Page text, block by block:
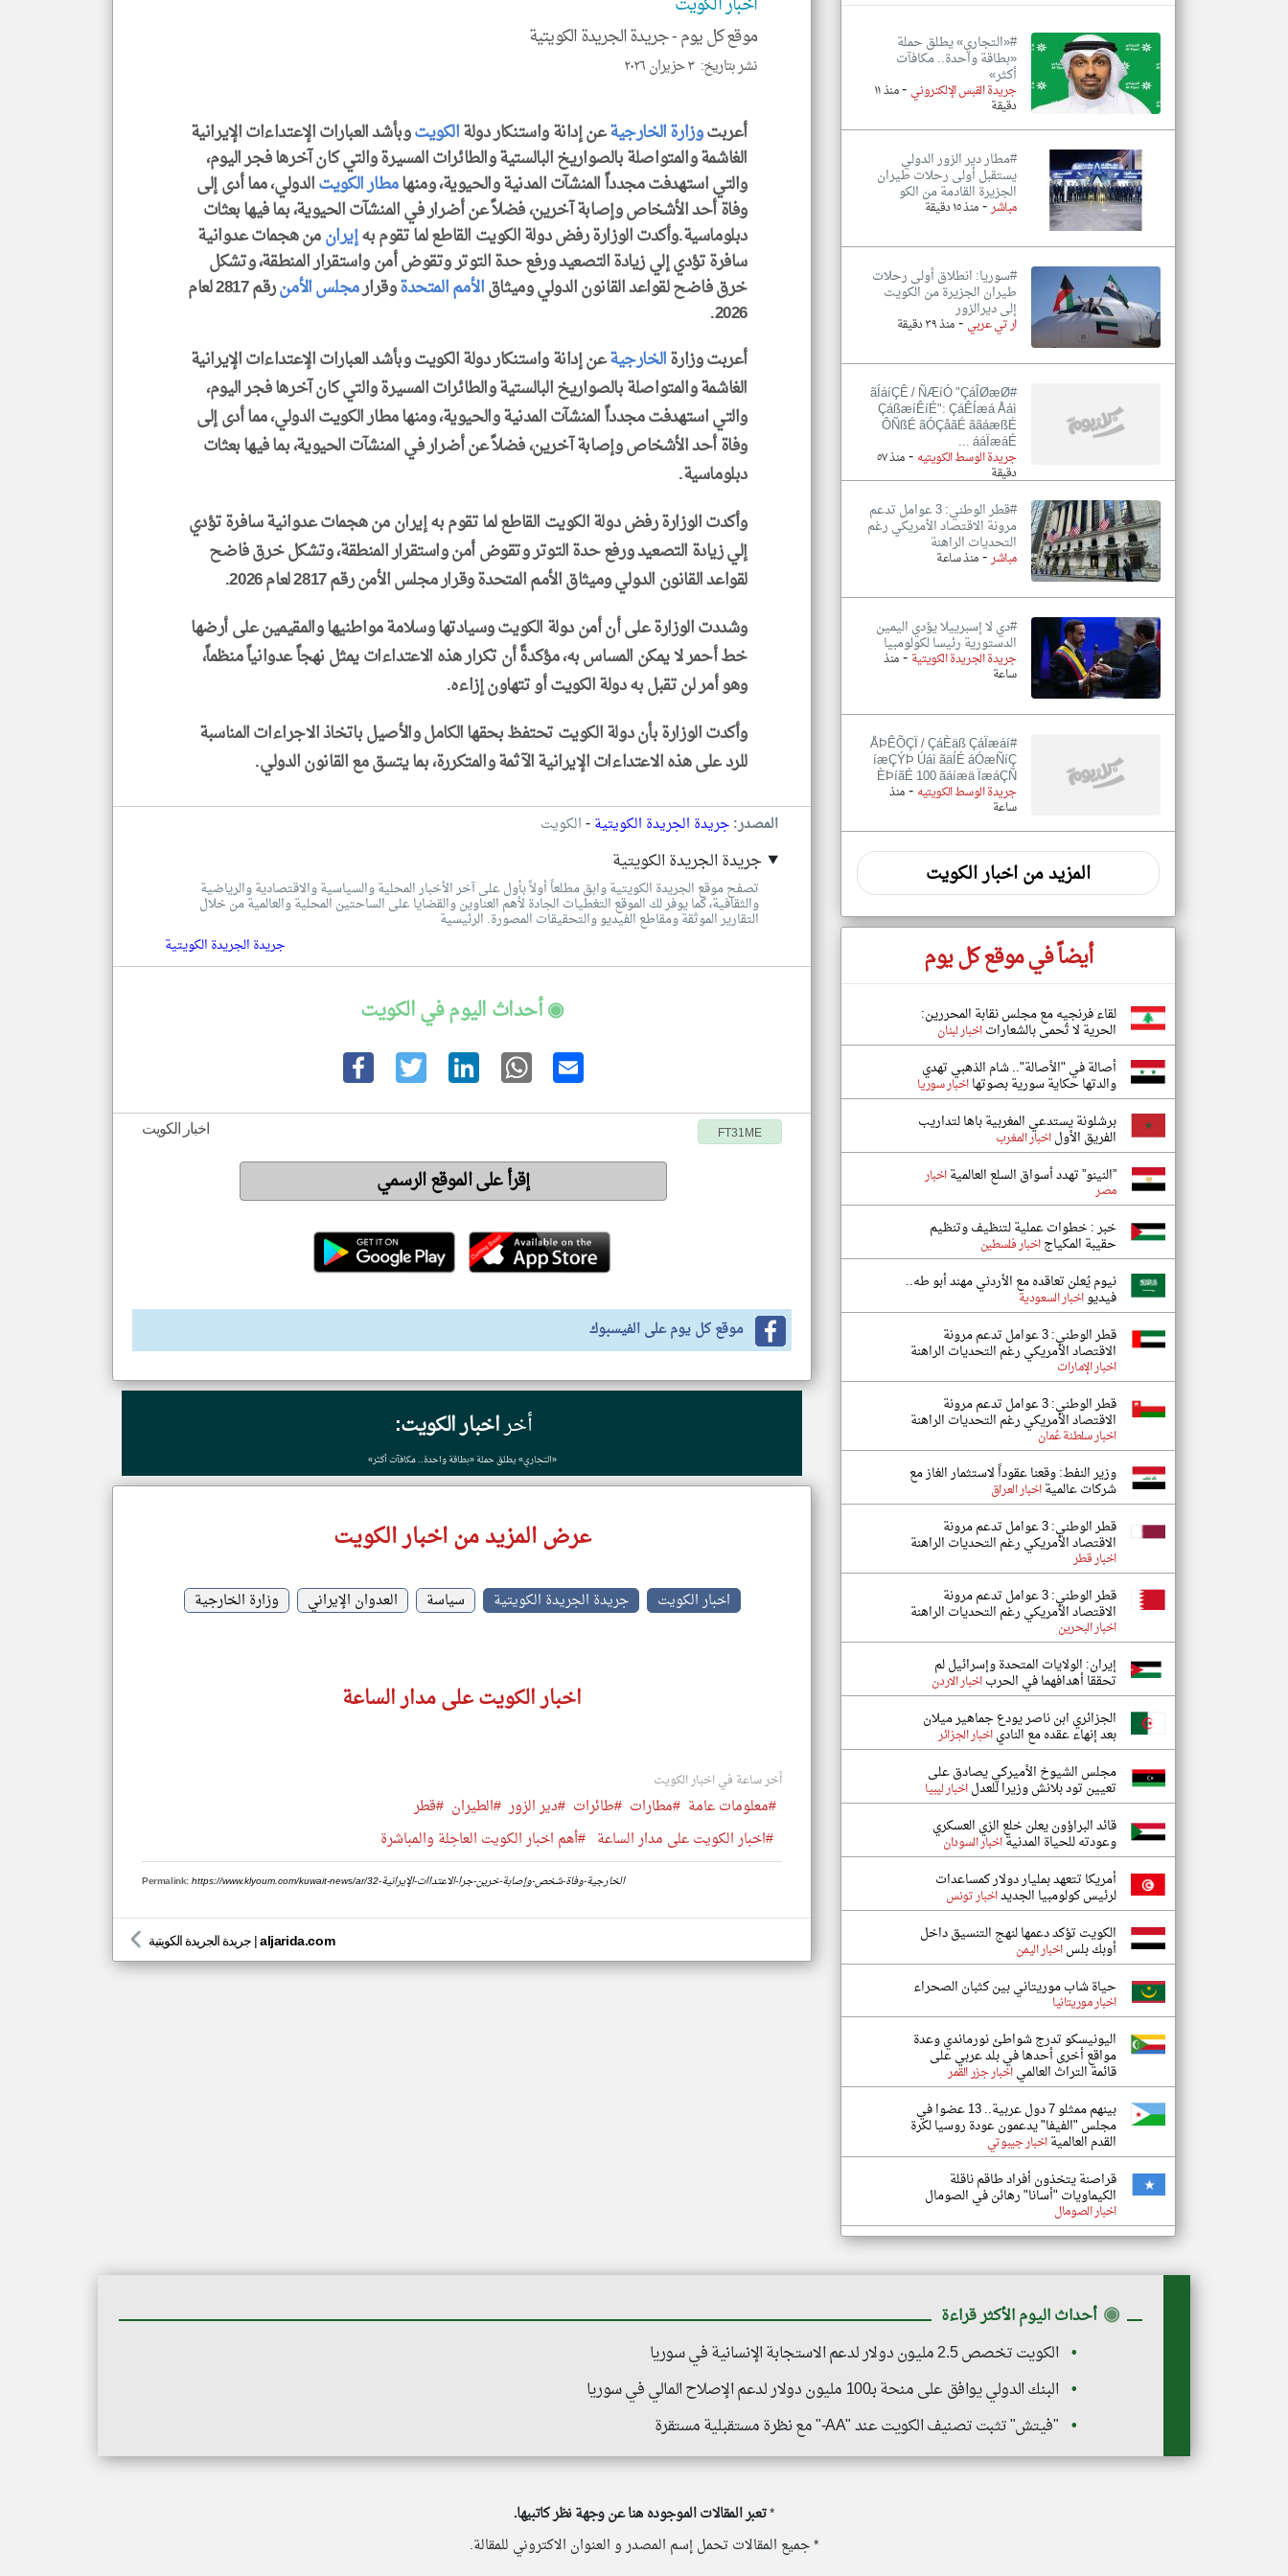
موقع كل يوم -جريدة الجريدة الكويتية
نشر بتاريخ: ٣ حزيران ٢٠٢٦
أعربتوزارة الخارجيةعن إدانة واستنكار دولةالكويتوبأشد العبارات الإعتداءات الإيرانية
الغاشمة والمتواصلة بالصواريخ البالستية والطائرات المسيرة والتي كان آخرها فجر اليوم،
والتي استهدفت مجدداً المنشآت المدنية والحيوية، ومنهامطار الكويتالدولي، مما أدى إلى
وفاة أحد الأشخاص وإصابة آخرين، فضلاً عن أضرار في المنشآت الحيوية، بما فيها بعثات
دبلوماسية.وأكدت الوزارة رفض دولة الكويت القاطع لما تقوم بهإيرانمن هجمات عدوانية
سافرة تؤدي إلي زيادة التصعيد ورفع حدة التوتر وتقوض أمن واستقرار المنطقة، وتشكل
خرق فاضح لقواعد القانون الدولي وميثاقالأمم المتحدةوقرارمجلس الأمن
رقم 2817 لعام
2026.
أعربت وزارةالخارجيةعن إدانة واستنكار دولة الكويت وبأشد العبارات الإعتداءات الإيرانية
الغاشمة والمتواصلة بالصواريخ البالستية والطائرات المسيرة والتي كان آخرها فجر اليوم،
والتي استهدفت مجدداً المنشآت المدنية والحيوية، ومنها مطار الكويت الدولي، مما أدى إلى
وفاة أحد الأشخاص وإصابة آخرين، فضلاً عن أضرار في المنشآت الحيوية، بما فيها بعثات
دبلوماسية.
وأكدت الوزارة رفض دولة الكويت القاطع لما تقوم به إيران من هجمات عدوانية سافرة تؤدي
إلي زيادة التصعيد ورفع حدة التوتر وتقوض أمن واستقرار المنطقة، وتشكل خرق فاضح
لقواعد القانون الدولي وميثاق الأمم المتحدة وقرار مجلس الأمن رقم 2817 لعام 2026.
وشددت الوزارة على أن أمن دولة الكويت وسيادتها وسلامة مواطنيها والمقيمين على أرضها
خط أحمر لا يمكن المساس به، مؤكدةً أن تكرار هذه الاعتداءات يمثل نهجاً عدوانياً منظماً،
وهو أمر لن تقبل به دولة الكويت أو تتهاون إزاءه.
وأكدت الوزارة بأن دولة الكويت تحتفظ بحقها الكامل والأصيل باتخاذ الاجراءات المناسبة
للرد على هذه الاعتداءات الإيرانية الآثمة والمتكررة، بما يتسق مع القانون الدولي.
المصدر:جريدة الجريدة الكويتية-الكويت
جريدة الجريدة الكويتية
تصفح موقع الجريدة الكويتية وابق مطلعاً أولاً بأول على آخر الأخبار المحلية والسياسية والاقتصادية والرياضية
والثقافية، كما يوفر لك الموقع التغطيات الجادة لأهم العناوين والقضايا على الساحتين المحلية والعالمية من خلال
التقارير الموثقة ومقاطع الفيديو والتحقيقات المصورة. الرئيسية
جريدة الجريدة الكويتية
◉ أحداث اليوم في الكويت
اخبار الكويت FT31ME
إقرأ على الموقع الرسمي
موقع كل يوم على الفيسبوك
أخراخبار الكويت:
«التجاري» يطلق حملة «بطاقة واحدة.. مكافآت أكثر»
عرض المزيد من اخبار الكويت
اخبار الكويت جريدة الجريدة الكويتية سياسة العدوان الإيراني وزارة الخارجية
اخبار الكويت على مدار الساعة
أخر ساعة في اخبار الكويت
#معلومات عامة #مطارات #طائرات #دير الزور #الطيران #قطر
#اخبار الكويت على مدار الساعة #أهم اخبار الكويت العاجلة والمباشرة
Permalink: https://www.klyoum.com/kuwait-news/ar/32-الخارجية-وفاة-شخص-وإصابة-خرين-جرا-الاعتداات-الإيرانية
جريدة الجريدة الكويتية |aljarida.com
#«التجاري» يطلق حملة
«بطاقة واحدة.. مكافآت
أكثر»
جريدة القبس الإلكتروني - منذ ١١
دقيقة
#مطار دير الزور الدولي
يستقبل أولى رحلات طيران
الجزيرة ‏القادمة من الكو
مباشر-منذ ١٥ دقيقة
#سوريا: انطلاق أولى رحلات
طيران الجزيرة من الكويت
إلى ديرالزور
ار تي عربي-منذ ٣٩ دقيقة
#ãÍáíÇÊ / ÑÆíÓ "ÇáÎØæØ
ÇáßæíÊíÉ": ÇáÊÍæá Åáì
ÔÑßÉ ãÓÇåãÉ ããáæßÉ
ááÏæáÉ ...
جريدة الوسط الكويتيه - منذ ٥٧
دقيقة
#قطر الوطني: 3 عوامل تدعم
مرونة الاقتصاد الأمريكي رغم
التحديات الراهنة
مباشر-منذ ساعة
#دي لا إسبرييلا يؤدي اليمين
الدستورية رئيسا لكولومبيا
جريدة الجريدة الكويتية-منذ
ساعة
#ÅÞÊÕÇÏ / ÇáÈäß ÇáÏæáí
íæÇÝÞ Úáì ãäÍÉ áÓæÑíÇ
ÈÞíãÉ 100 ãáíæä ÏæáÇÑ
جريدة الوسط الكويتيه -منذ
ساعة
المزيد من اخبار الكويت
أيضاً في موقع كل يوم
لقاء فرنجيه مع مجلس نقابة المحررين:
الحرية لا تُحمى بالشعاراتاخبار لبنان
أصالة في "الأصالة".. شام الذهبي تهدي
والدتها حكاية سورية بصوتهااخبار سوريا
برشلونة يستدعي المغربية باها لتداريب
الفريق الأولاخبار المغرب
”النينو” تهدد أسواق السلع العالميةاخبار
مصر
خبر : خطوات عملية لتنظيف وتنظيم
حقيبة المكياجاخبار فلسطين
نيوم يُعلن تعاقده مع الأردني مهند أبو طه..
فيديواخبار السعودية
قطر الوطني: 3 عوامل تدعم مرونة
الاقتصاد الأمريكي رغم التحديات الراهنة
اخبار الإمارات
قطر الوطني: 3 عوامل تدعم مرونة
الاقتصاد الأمريكي رغم التحديات الراهنة
اخبار سلطنة عُمان
وزير النفط: وقعنا عقوداً لاستثمار الغاز مع
شركات عالميةاخبار العراق
قطر الوطني: 3 عوامل تدعم مرونة
الاقتصاد الأمريكي رغم التحديات الراهنة
اخبار قطر
قطر الوطني: 3 عوامل تدعم مرونة
الاقتصاد الأمريكي رغم التحديات الراهنة
اخبار البحرين
إيران: الولايات المتحدة وإسرائيل لم
تحققا أهدافهما في الحرباخبار الاردن
الجزائري ابن ناصر يودع جماهير ميلان
بعد إنهاء عقده مع النادياخبار الجزائر
مجلس الشيوخ الأميركي يصادق على
تعيين تود بلانش وزيرا للعدلاخبار ليبيا
قائد البراؤون يعلن خلع الزي العسكري
وعودته للحياة المدنيةاخبار السودان
أمريكا تتعهد بمليار دولار كمساعدات
لرئيس كولومبيا الجديداخبار تونس
الكويت تؤكد دعمها لنهج التنسيق داخل
أوبك بلساخبار اليمن
حياة شاب موريتاني بين كثبان الصحراء
اخبار موريتانيا
اليونيسكو تدرج شواطئ نورماندي وعدة
مواقع أخرى أحدها في بلد عربي على
قائمة التراث العالمياخبار جزر القمر
بينهم ممثلو 7 دول عربية.. 13 عضوا في
مجلس "الفيفا" يدعمون عودة روسيا لكرة
القدم العالميةاخبار جيبوتي
قراصنة يتخذون أفراد طاقم ناقلة
الكيماويات "أسانا" رهائن في الصومال
اخبار الصومال
◉ أحداث اليوم الأكثر قراءة
الكويت تخصص 2.5 مليون دولار لدعم الاستجابة الإنسانية في سوريا
البنك الدولي يوافق على منحة بـ100 مليون دولار لدعم الإصلاح المالي في سوريا
"فيتش" تثبت تصنيف الكويت عند "AA-" مع نظرة مستقبلية مستقرة
*تعبر المقالات الموجوده هنا عن وجهة نظر كاتبيها.
* جميع المقالات تحمل إسم المصدر و العنوان الاكتروني للمقالة.
klyoum.com